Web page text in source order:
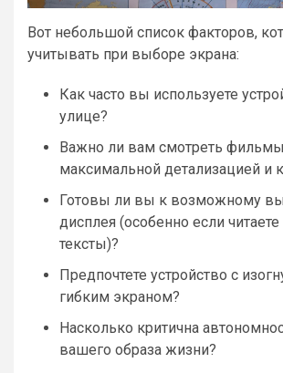
Вот небольшой список факторов,
учитывать при выборе экрана:
Как часто вы используете
улице?
Важно ли вам смотреть
максимальной детализацией и
Готовы ли вы к возможному
дисплея (особенно если
тексты)?
Предпочтете устройство с
гибким экраном?
Насколько критична
вашего образа жизни?